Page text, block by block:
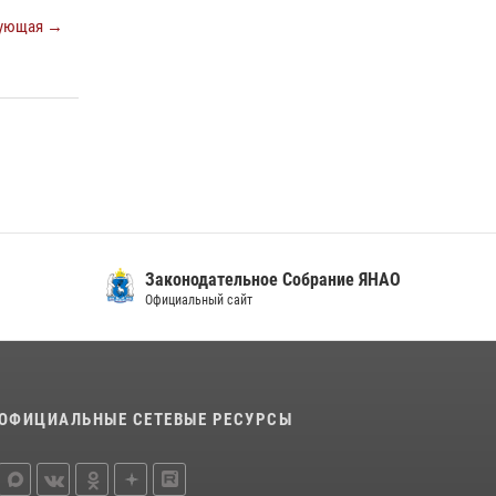
→
Законодательное Собрание ЯНАО
Официальный сайт
СЕТЕВЫЕ РЕСУРСЫ